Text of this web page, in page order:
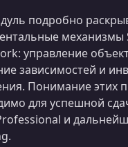
подробно
механизмы
управление
зависимостей и
Понимание этих
для успешной
и